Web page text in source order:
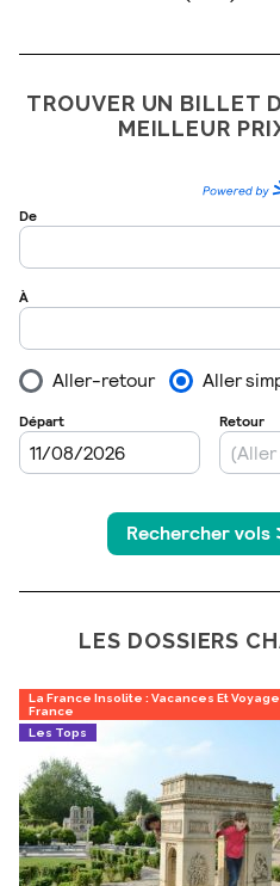
TROUVER UN BILLET
MEILLEUR
LES DOSSIERS
La France Insolite : Vacances Et
France
Les Tops